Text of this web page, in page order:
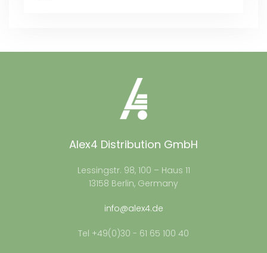
Alex4 Distribution GmbH
Lessingstr. 98, 100 – Haus 11
13158 Berlin, Germany
info@alex4.de
Tel +49(0)30 - 61 65 100 40